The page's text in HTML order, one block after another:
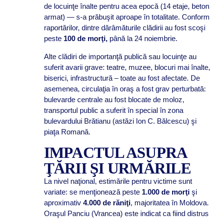
de locuinţe înalte pentru acea epocă (14 etaje, beton
armat) — s-a prăbuşit aproape în totalitate. Conform
raportărilor, dintre dărâmăturile clădirii au fost scoşi
peste 100 de morţi,până la 24 noiembrie.
Alte clădiri de importanţă publică sau locuinţe au
suferit avarii grave: teatre, muzee, blocuri mai înalte,
biserici, infrastructură – toate au fost afectate. De
asemenea, circulaţia în oraş a fost grav perturbată:
bulevarde centrale au fost blocate de moloz,
transportul public a suferit în special în zona
bulevardului Brătianu (astăzi Ion C. Bălcescu) şi
piaţa Romană.
IMPACTUL ASUPRA
ŢĂRII ŞI URMĂRILE
La nivel naţional, estimările pentru victime sunt
variate: se menţionează peste 1.000 de morţişi
aproximativ 4.000 de răniţi, majoritatea în Moldova.
Oraşul Panciu (Vrancea) este indicat ca fiind distrus